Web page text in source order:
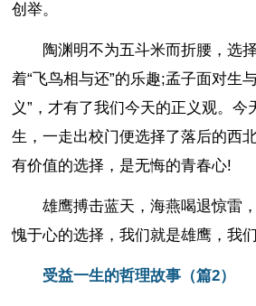
创举。
陶渊明不为五斗米而折腰，选
着“飞鸟相与还”的乐趣;孟子面对生
义”，才有了我们今天的正义观。今
生，一走出校门便选择了落后的西
有价值的选择，是无悔的青春心!
雄鹰搏击蓝天，海燕喝退惊雷
愧于心的选择，我们就是雄鹰，我
受益一生的哲理故事（篇2）